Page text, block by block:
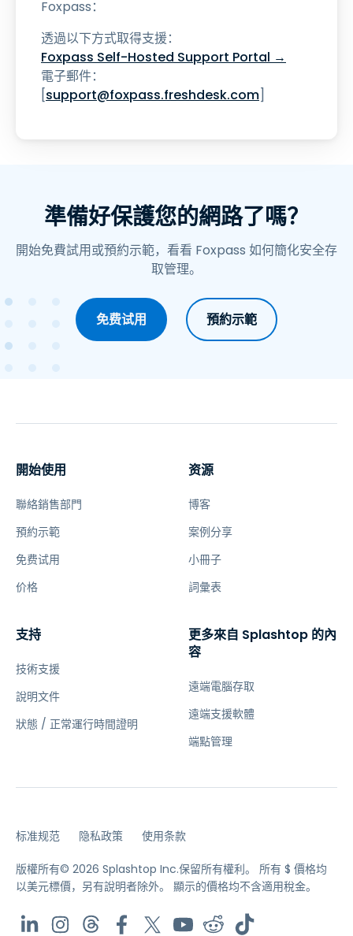
Foxpass：
透過以下方式取得支援：
Foxpass Self-Hosted Support Portal →
電子郵件：
[support@foxpass.freshdesk.com]
準備好保護您的網路了嗎？
開始免費試用或預約示範，看看 Foxpass 如何簡化安全存
取管理。
免费试用 預約示範
開始使用
聯絡銷售部門
預約示範
免费试用
价格
资源
博客
案例分享
小冊子
詞彙表
支持
技術支援
說明文件
狀態 / 正常運行時間證明
更多來自 Splashtop 的內
容
遠端電腦存取
遠端支援軟體
端點管理
标准规范 隐私政策 使用条款
版權所有© 2026 Splashtop Inc.保留所有權利。
所有 $ 價格均
以美元標價，另有說明者除外。
顯示的價格均不含適用稅金。